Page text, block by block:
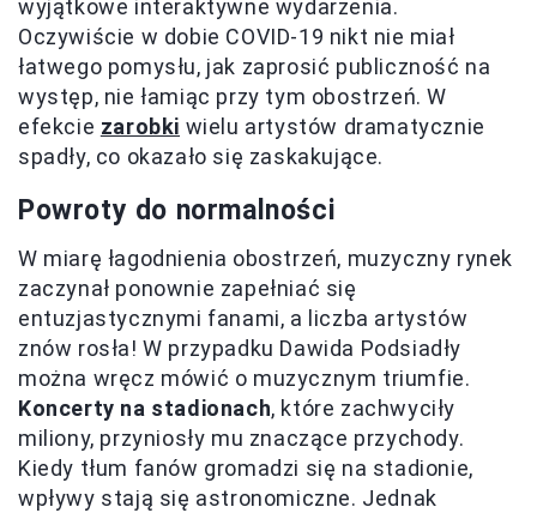
wyjątkowe interaktywne wydarzenia.
Oczywiście w dobie COVID-19 nikt nie miał
łatwego pomysłu, jak zaprosić publiczność na
występ, nie łamiąc przy tym obostrzeń. W
efekcie zarobki wielu artystów dramatycznie
spadły, co okazało się zaskakujące.
Powroty do normalności
W miarę łagodnienia obostrzeń, muzyczny rynek
zaczynał ponownie zapełniać się
entuzjastycznymi fanami, a liczba artystów
znów rosła! W przypadku Dawida Podsiadły
można wręcz mówić o muzycznym triumfie.
Koncerty na stadionach, które zachwyciły
miliony, przyniosły mu znaczące przychody.
Kiedy tłum fanów gromadzi się na stadionie,
wpływy stają się astronomiczne. Jednak